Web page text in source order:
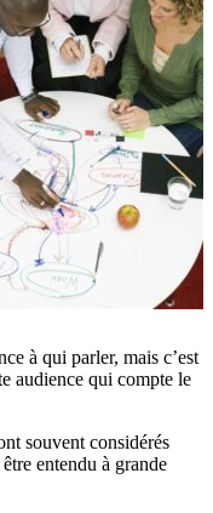
à qui parler, mais c’est
audience qui compte le
souvent considérés
entendu à grande